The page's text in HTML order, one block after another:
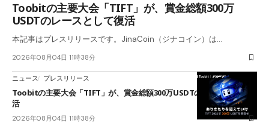
Toobitの主要大会「TIFT」が、賞金総額300万
USDTのレースとして復活
本記事はプレスリリースです。JinaCoin（ジナコイン）は…
2026年08月04日 11時38分
ニュース プレスリリース
Toobitの主要大会「TIFT」が、賞金総額300万USDTのレースとして復
活
2026年08月04日 11時38分